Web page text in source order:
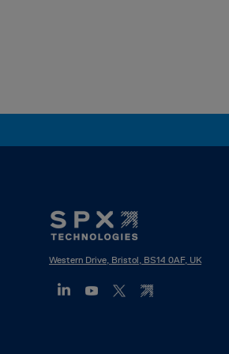
Western Drive, Bristol, BS14 0AF, UK
Footer
Mega
Menu
(ES)